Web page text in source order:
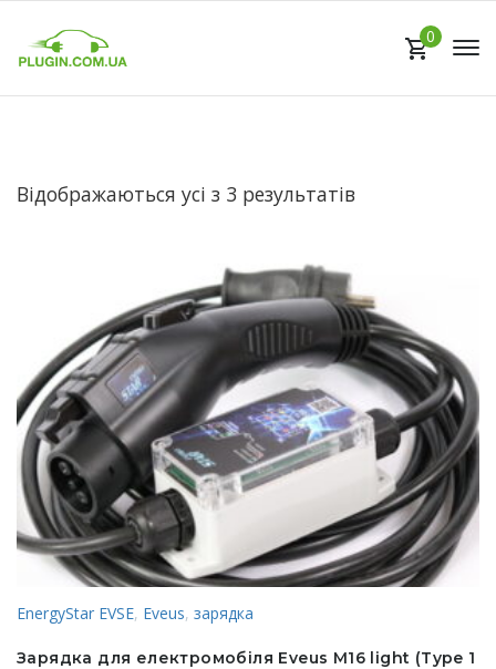
0
Відображаються усі з 3 результатів
EnergyStar EVSE, Eveus, зарядка
Зарядка для електромобіля Eveus M16 light (Type 1